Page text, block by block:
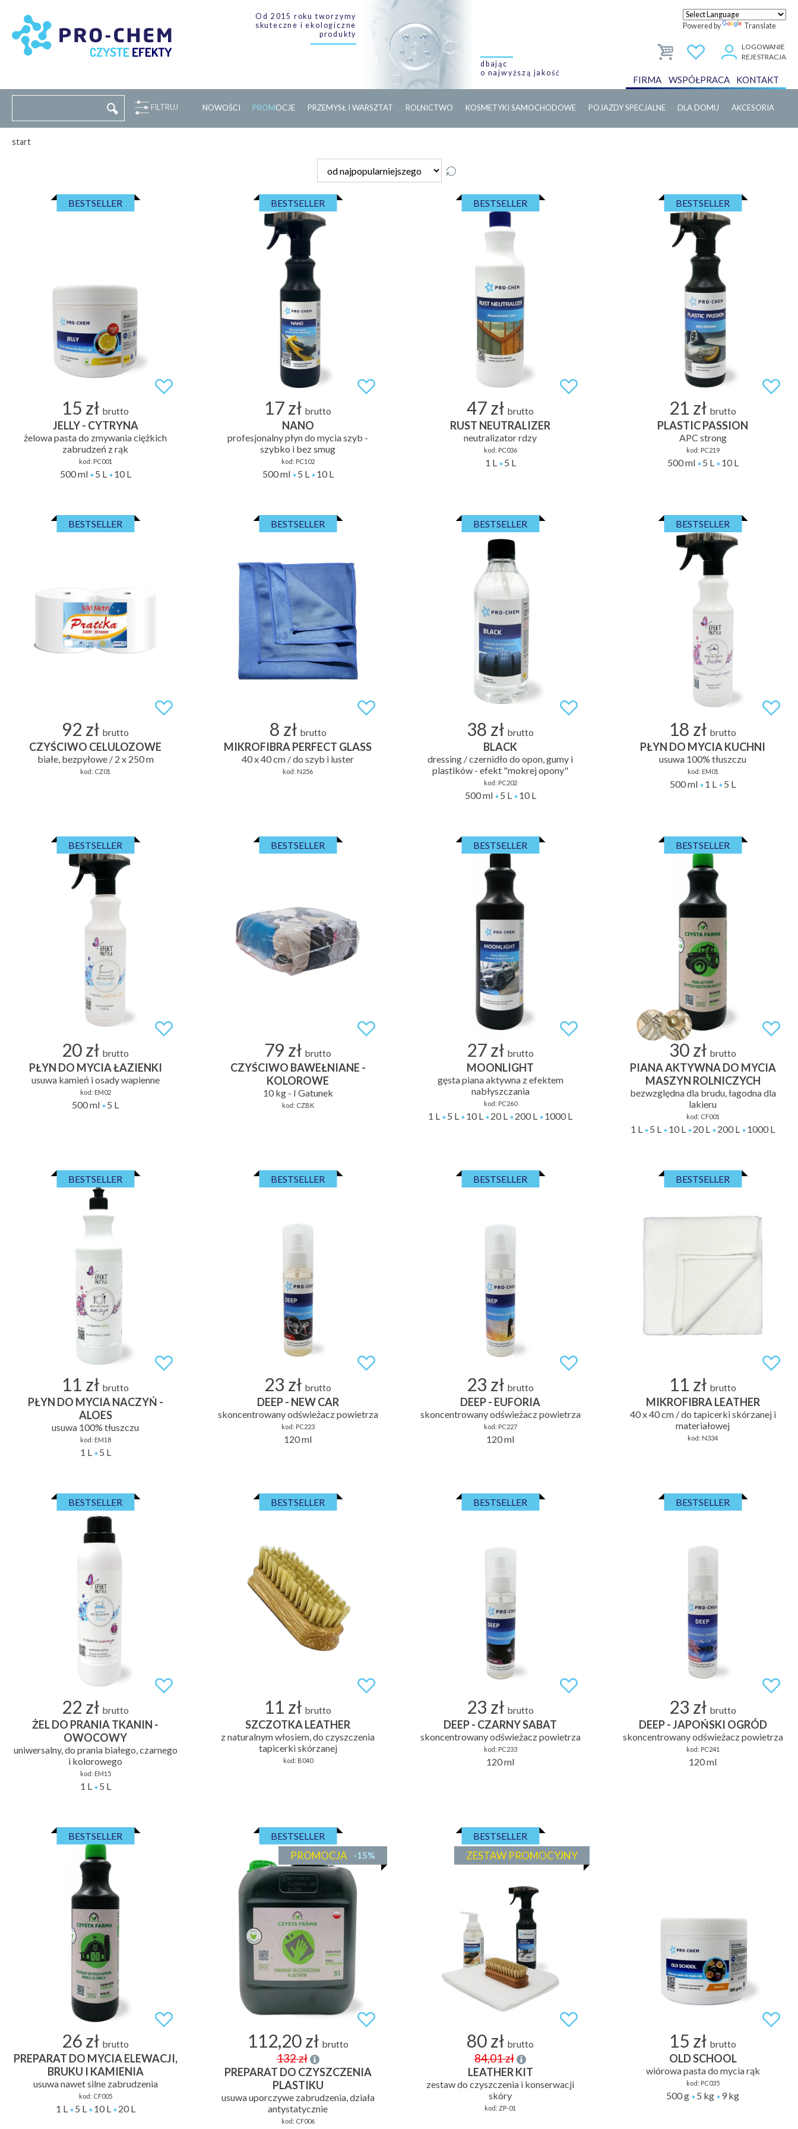
Od 2015 roku tworzymy
skuteczne i ekologiczne
produkty
dbając
o najwyższą jakość
Powered by Translate
LOGOWANIE
REJESTRACJA
FIRMA WSPÓŁPRACA KONTAKT
FILTRUJ NOWOŚCI PROMOCJE PRZEMYSŁ I WARSZTAT ROLNICTWO KOSMETYKI SAMOCHODOWE POJAZDY SPECJALNE DLA DOMU AKCESORIA
start
BESTSELLER
15 zł brutto
JELLY - CYTRYNA
żelowa pasta do zmywania ciężkich
zabrudzeń z rąk
kod: PC001
500 ml 5 L 10 L
BESTSELLER
17 zł brutto
NANO
profesjonalny płyn do mycia szyb -
szybko i bez smug
kod: PC102
500 ml 5 L 10 L
BESTSELLER
47 zł brutto
RUST NEUTRALIZER
neutralizator rdzy
kod: PC036
1 L 5 L
BESTSELLER
21 zł brutto
PLASTIC PASSION
APC strong
kod: PC219
500 ml 5 L 10 L
BESTSELLER
92 zł brutto
CZYŚCIWO CELULOZOWE
białe, bezpyłowe / 2 x 250 m
kod: CZ01
BESTSELLER
8 zł brutto
MIKROFIBRA PERFECT GLASS
40 x 40 cm / do szyb i luster
kod: N256
BESTSELLER
38 zł brutto
BLACK
dressing / czernidło do opon, gumy i
plastików - efekt "mokrej opony"
kod: PC202
500 ml 5 L 10 L
BESTSELLER
18 zł brutto
PŁYN DO MYCIA KUCHNI
usuwa 100% tłuszczu
kod: EM01
500 ml 1 L 5 L
BESTSELLER
20 zł brutto
PŁYN DO MYCIA ŁAZIENKI
usuwa kamień i osady wapienne
kod: EM02
500 ml 5 L
BESTSELLER
79 zł brutto
CZYŚCIWO BAWEŁNIANE -
KOLOROWE
10 kg - I Gatunek
kod: CZBK
BESTSELLER
27 zł brutto
MOONLIGHT
gęsta piana aktywna z efektem
nabłyszczania
kod: PC260
1 L 5 L 10 L 20 L 200 L 1000 L
BESTSELLER
30 zł brutto
PIANA AKTYWNA DO MYCIA
MASZYN ROLNICZYCH
bezwzględna dla brudu, łagodna dla
lakieru
kod: CF001
1 L 5 L 10 L 20 L 200 L 1000 L
BESTSELLER
11 zł brutto
PŁYN DO MYCIA NACZYŃ -
ALOES
usuwa 100% tłuszczu
kod: EM18
1 L 5 L
BESTSELLER
23 zł brutto
DEEP - NEW CAR
skoncentrowany odświeżacz powietrza
kod: PC223
120 ml
BESTSELLER
23 zł brutto
DEEP - EUFORIA
skoncentrowany odświeżacz powietrza
kod: PC227
120 ml
BESTSELLER
11 zł brutto
MIKROFIBRA LEATHER
40 x 40 cm / do tapicerki skórzanej i
materiałowej
kod: N334
BESTSELLER
22 zł brutto
ŻEL DO PRANIA TKANIN -
OWOCOWY
uniwersalny, do prania białego, czarnego
i kolorowego
kod: EM15
1 L 5 L
BESTSELLER
11 zł brutto
SZCZOTKA LEATHER
z naturalnym włosiem, do czyszczenia
tapicerki skórzanej
kod: B040
BESTSELLER
23 zł brutto
DEEP - CZARNY SABAT
skoncentrowany odświeżacz powietrza
kod: PC233
120 ml
BESTSELLER
23 zł brutto
DEEP - JAPOŃSKI OGRÓD
skoncentrowany odświeżacz powietrza
kod: PC241
120 ml
BESTSELLER
26 zł brutto
PREPARAT DO MYCIA ELEWACJI,
BRUKU I KAMIENIA
usuwa nawet silne zabrudzenia
kod: CF005
1 L 5 L 10 L 20 L
PROMOCJA -15%
BESTSELLER
112,20 zł brutto
132 zł
PREPARAT DO CZYSZCZENIA
PLASTIKU
usuwa uporczywe zabrudzenia, działa
antystatycznie
kod: CF006
ZESTAW PROMOCYJNY
BESTSELLER
80 zł brutto
84,01 zł
LEATHER KIT
zestaw do czyszczenia i konserwacji
skóry
kod: ZP-01
15 zł brutto
OLD SCHOOL
wiórowa pasta do mycia rąk
kod: PC035
500 g 5 kg 9 kg